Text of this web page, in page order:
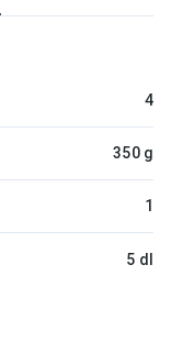
4
350 g
1
5 dl